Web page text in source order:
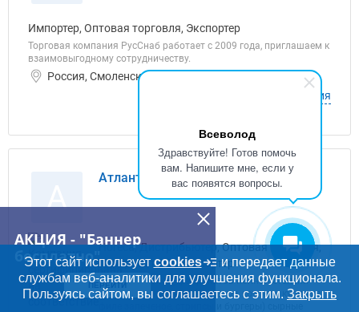
Всеволод
Здравствуйте! Готов помочь
вам. Напишите мне, если у
вас появятся вопросы.
Импортер, Оптовая торговля, Экспортер
Торговая компания РусСнаб работает с 2009 года, приглашаем к
взаимовыгодному сотрудничеству.
Россия, Смоленская область ИНН: 6731078807
Объявления
А
Атлантис Логистик, ООО
Horeca, Дистрибьютер, Оптовая торговля,
Переработчик, Экспортер
Реализация полуфабрикатов полной степени
готовности куриные (наггетсы, котлеты куриные,
АКЦИЯ - "Баннер
бесплатно"
ПЕРЕЙТИ
Этот сайт использует cookies
и передает данные
службам веб-аналитики для улучшения функционала.
Пользуясь сайтом, вы соглашаетесь с этим. Закрыть